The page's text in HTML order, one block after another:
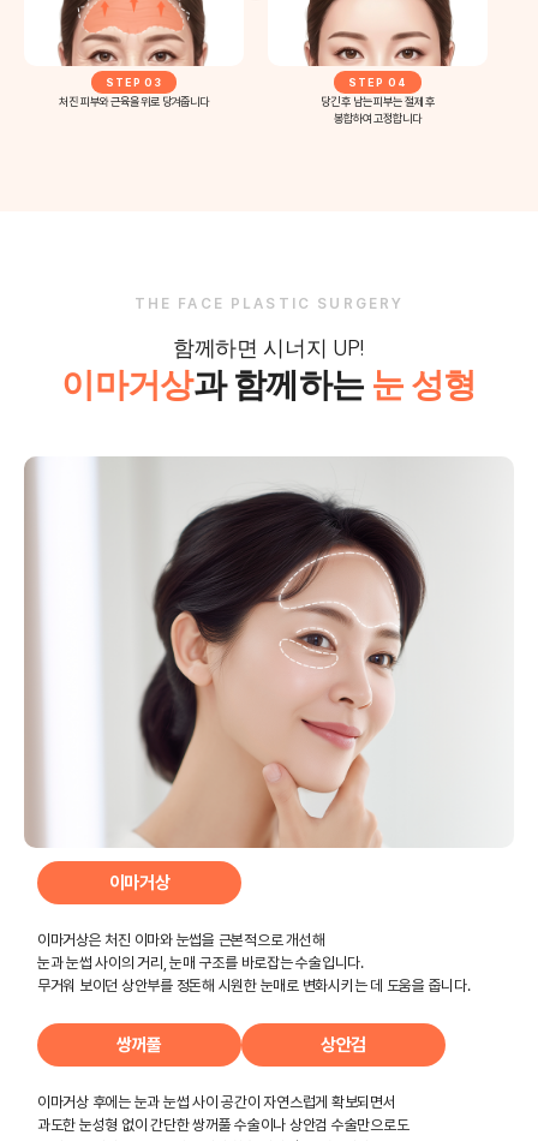
STEP 03
처진 피부와 근육을 위로 당겨줍니다
STEP 04
당긴 후 남는 피부는 절제 후
봉합하여 고정합니다
THE FACE PLASTIC SURGERY
함께하면 시너지 UP!
이마거상과 함께하는 눈 성형
이마거상
이마거상은 처진 이마와 눈썹을 근본적으로 개선해
눈과 눈썹 사이의 거리, 눈매 구조를 바로잡는 수술입니다.
무거워 보이던 상안부를 정돈해 시원한 눈매로 변화시키는 데 도움을 줍니다.
쌍꺼풀 상안검
이마거상 후에는 눈과 눈썹 사이 공간이 자연스럽게 확보되면서
과도한 눈성형 없이 간단한 쌍꺼풀 수술이나 상안검 수술만으로도